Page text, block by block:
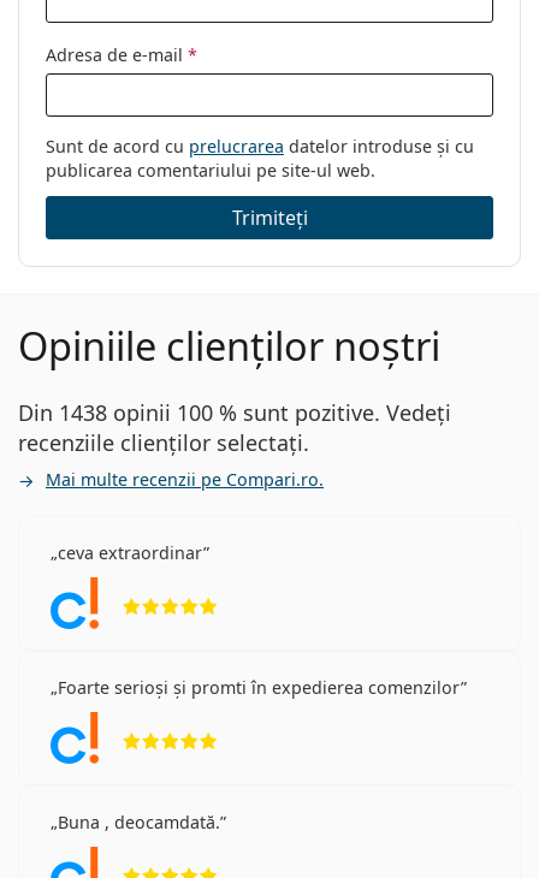
Adresa de e-mail *
Sunt de acord cu prelucrarea datelor introduse și cu
publicarea comentariului pe site-ul web.
Trimiteți
Opiniile clienților noștri
Din 1438 opinii 100 % sunt pozitive. Vedeți
recenziile clienților selectați.
Mai multe recenzii pe Compari.ro.
ceva extraordinar
Foarte serioși și promti în expedierea comenzilor
Buna , deocamdată.